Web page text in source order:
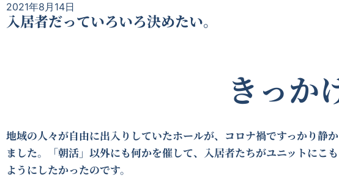
2021年8月14日
入居者だっていろいろ決めたい。
きっか
地域の人々が自由に出入りしていたホールが、コロナ禍ですっかり静
ました。「朝活」以外にも何かを催して、入居者たちがユニットにこ
ようにしたかったのです。